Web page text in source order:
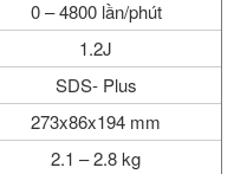
0 – 4800 lần/phút
1.2J
SDS- Plus
273x86x194 mm
2.1 – 2.8 kg